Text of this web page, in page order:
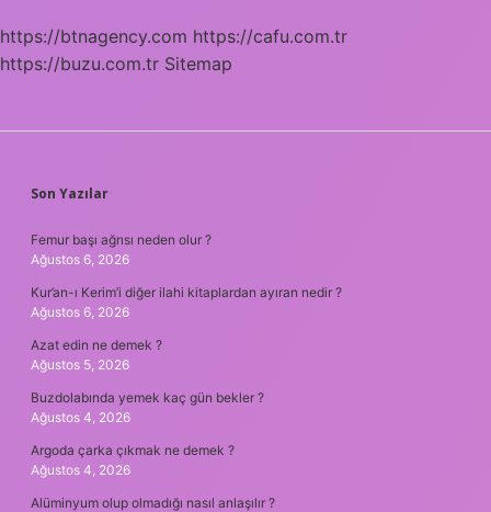
https://btnagency.com https://cafu.com.tr
https://buzu.com.tr Sitemap
SIDEBAR
Son Yazılar
Femur başı ağrısı neden olur ?
Ağustos 6, 2026
Kur’an-ı Kerim’i diğer ilahi kitaplardan ayıran nedir ?
Ağustos 6, 2026
Azat edin ne demek ?
Ağustos 5, 2026
Buzdolabında yemek kaç gün bekler ?
Ağustos 4, 2026
Argoda çarka çıkmak ne demek ?
Ağustos 4, 2026
Alüminyum olup olmadığı nasıl anlaşılır ?